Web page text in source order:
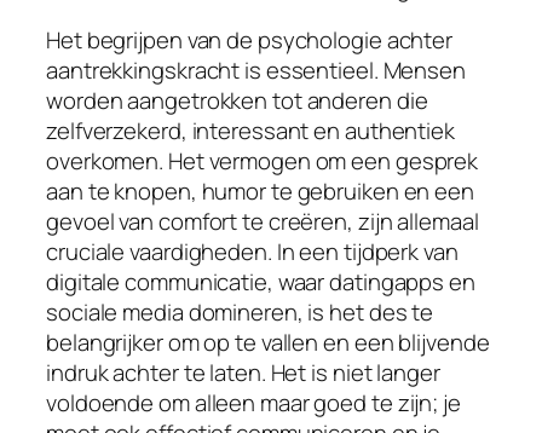
Het begrijpen van de psychologie achter
aantrekkingskracht is essentieel. Mensen
worden aangetrokken tot anderen die
zelfverzekerd, interessant en authentiek
overkomen. Het vermogen om een gesprek
aan te knopen, humor te gebruiken en een
gevoel van comfort te creëren, zijn allemaal
cruciale vaardigheden. In een tijdperk van
digitale communicatie, waar datingapps en
sociale media domineren, is het des te
belangrijker om op te vallen en een blijvende
indruk achter te laten. Het is niet langer
voldoende om alleen maar goed te zijn; je